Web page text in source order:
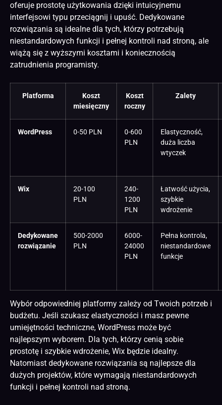
oferuje prostotę użytkowania dzięki intuicyjnemu
interfejsowi typu przeciągnij i upuść. Dedykowane
rozwiązania są idealne dla tych, którzy potrzebują
niestandardowych funkcji i pełnej kontroli nad stroną, ale
wiążą się z wyższymi kosztami i koniecznością
zatrudnienia programisty.
Platforma
Koszt
miesięczny
Koszt
roczny
Zalety
WordPress 0-50 PLN
0-600
PLN
Elastyczność,
duża liczba
wtyczek
Wix
20-100
PLN
240-
1200
PLN
Łatwość użycia,
szybkie
wdrożenie
Dedykowane
rozwiązanie
500-2000
PLN
6000-
24000
PLN
Pełna kontrola,
niestandardowe
funkcje
Wybór odpowiedniej platformy zależy od Twoich potrzeb i
budżetu. Jeśli szukasz elastyczności i masz pewne
umiejętności techniczne, WordPress może być
najlepszym wyborem. Dla tych, którzy cenią sobie
prostotę i szybkie wdrożenie, Wix będzie idealny.
Natomiast dedykowane rozwiązania są najlepsze dla
dużych projektów, które wymagają niestandardowych
funkcji i pełnej kontroli nad stroną.